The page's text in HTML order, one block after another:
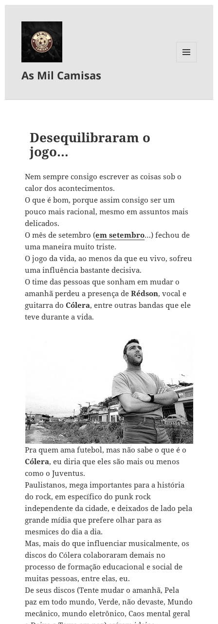
As Mil Camisas
Desequilibraram o
jogo…
Nem sempre consigo escrever as coisas sob o
calor dos acontecimentos.
O que é bom, porque assim consigo ser um
pouco mais racional, mesmo em assuntos mais
delicados.
O mês de setembro (em setembro…) fechou de
uma maneira muito triste.
O jogo da vida, ao menos da que eu vivo, sofreu
uma influência bastante decisiva.
O time das pessoas que sonham em mudar o
amanhã perdeu a presença deRédson, vocal e
guitarra doCólera, entre outras bandas que ele
teve durante a vida.
Pra quem ama futebol, mas não sabe o que é o
Cólera, eu diria que eles são mais ou menos
como o Juventus.
Paulistanos, mega importantes para a história
do rock, em específico do punk rock
independente da cidade, e deixados de lado pela
grande mídia que prefere olhar para as
mesmices do dia a dia.
Mas, mais do que influenciar musicalmente, os
discos do Cólera colaboraram demais no
processo de formação educacional e social de
muitas pessoas, entre elas, eu.
De seus discos (Tente mudar o amanhã, Pela
paz em todo mundo, Verde, não devaste, Mundo
mecânico, mundo eletrônico, Caos mental geral